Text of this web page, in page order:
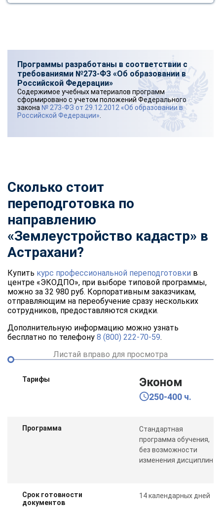
Программы разработаны в соответствии с
требованиями №273-ФЗ «Об образовании в
Российской Федерации»
Содержимое учебных материалов программ
сформировано с учетом положений Федерального
закона № 273-ФЗ от 29.12.2012 «Об образовании в
Российской Федерации»
Сколько стоит
переподготовка по
направлению
«Землеустройство кадастр» в
Астрахани?
Купить курс профессиональной переподготовки в
центре «ЭКОДПО», при выборе типовой программы,
можно за 32 980 руб. Корпоративным заказчикам,
отправляющим на переобучение сразу нескольких
сотрудников, предоставляются скидки.
Дополнительную информацию можно узнать
бесплатно по телефону 8 (800) 222-70-59.
Листай вправо для просмотра
Тарифы Эконом
250-400 ч.
Программа
Стандартная
программа обучения,
без возможности
изменения дисциплин
Срок готовности
документов
14 календарных дней